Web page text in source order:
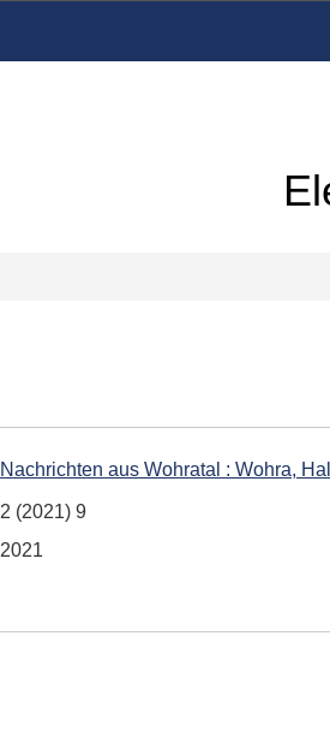
Nachrichten aus Wohratal : Wohra,
2 (2021) 9
2021